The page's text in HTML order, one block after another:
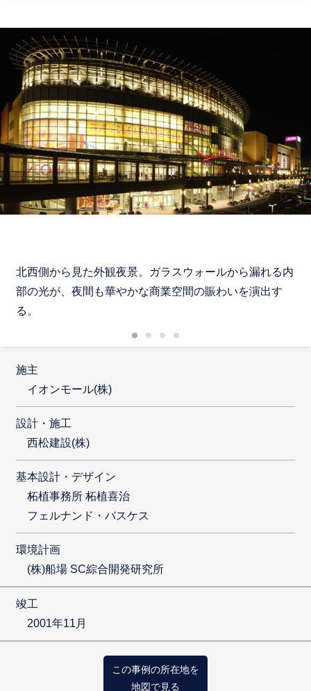
北西側から見た外観夜景。ガラスウォールから漏れる内
部の光が、夜間も華やかな商業空間の賑わいを演出す
る。
施主
イオンモール(株)
設計・施工
西松建設(株)
基本設計・デザイン
柘植事務所 柘植喜治
フェルナンド・バスケス
環境計画
(株)船場 SC綜合開発研究所
竣工
2001年11月
この事例の所在地を
地図で見る